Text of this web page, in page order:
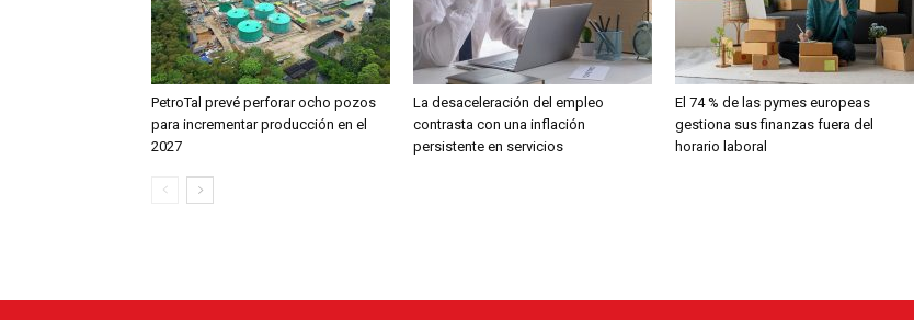
PetroTal prevé perforar ocho pozos
para incrementar producción en el
2027
La desaceleración del empleo
contrasta con una inflación
persistente en servicios
El 74 % de las pymes europeas
gestiona sus finanzas fuera del
horario laboral